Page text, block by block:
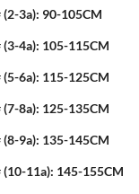
était :
40.00€.
est :
(2-3a): 90-105CM
(3-4a): 105-115CM
(5-6a): 115-125CM
(7-8a): 125-135CM
(8-9a): 135-145CM
(10-11a): 145-155CM